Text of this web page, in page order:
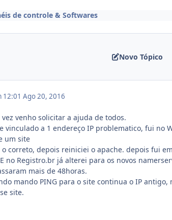
de controle & Softwares
Novo Tópico
12:01 Ago 20, 2016
venho solicitar a ajuda de todos.
vinculado a 1 endereço IP problematico, fui no
um site
correto, depois reiniciei o apache. depois fui
no Registro.br já alterei para os novos
mais de 48horas.
mando PING para o site continua o IP antigo,
site.